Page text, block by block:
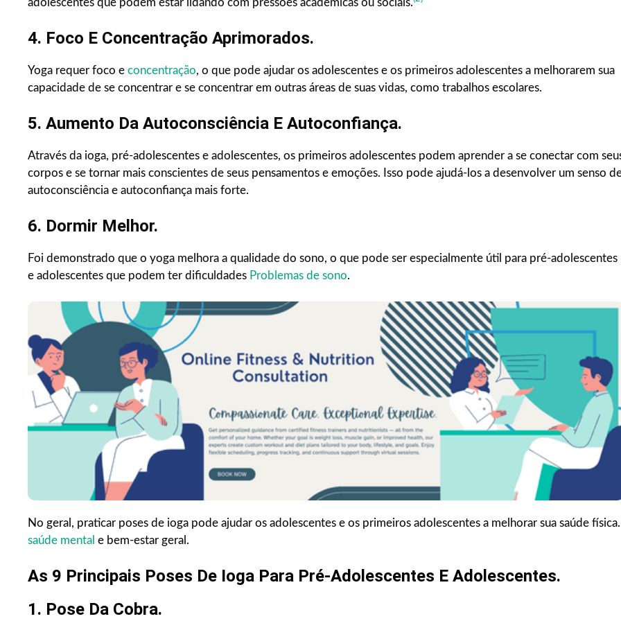
4. Foco E Concentração Aprimorados.
Yoga requer foco e concentração, o que pode ajudar os adolescentes e os primeiros adolescentes a melhorarem sua
capacidade de se concentrar e se concentrar em outras áreas de suas vidas, como trabalhos escolares.
5. Aumento Da Autoconsciência E Autoconfiança.
Através da ioga, pré-adolescentes e adolescentes, os primeiros adolescentes podem aprender a se conectar com
corpos e se tornar mais conscientes de seus pensamentos e emoções. Isso pode ajudá-los a desenvolver um senso
autoconsciência e autoconfiança mais forte.
6. Dormir Melhor.
Foi demonstrado que o yoga melhora a qualidade do sono, o que pode ser especialmente útil para pré-adolescentes
e adolescentes que podem ter dificuldades Problemas de sono.
No geral, praticar poses de ioga pode ajudar os adolescentes e os primeiros adolescentes a melhorar sua saúde
saúde mental e bem-estar geral.
As 9 Principais Poses De Ioga Para Pré-Adolescentes E Adolescentes.
1. Pose Da Cobra.